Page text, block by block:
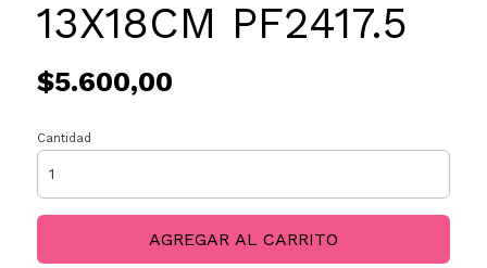
13X18CM PF2417.5
$5.600,00
Cantidad
AGREGAR AL CARRITO